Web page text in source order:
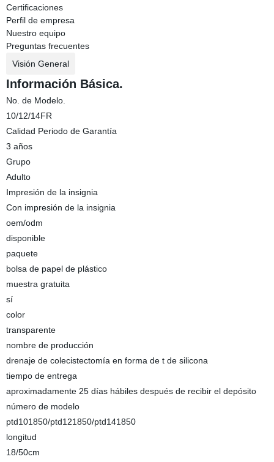
Certificaciones
Perfil de empresa
Nuestro equipo
Preguntas frecuentes
Visión General
Información Básica.
No. de Modelo.
10/12/14FR
Calidad Periodo de Garantía
3 años
Grupo
Adulto
Impresión de la insignia
Con impresión de la insignia
oem/odm
disponible
paquete
bolsa de papel de plástico
muestra gratuita
sí
color
transparente
nombre de producción
drenaje de colecistectomía en forma de t de silicona
tiempo de entrega
aproximadamente 25 días hábiles después de recibir el depósito
número de modelo
ptd101850/ptd121850/ptd141850
longitud
18/50cm